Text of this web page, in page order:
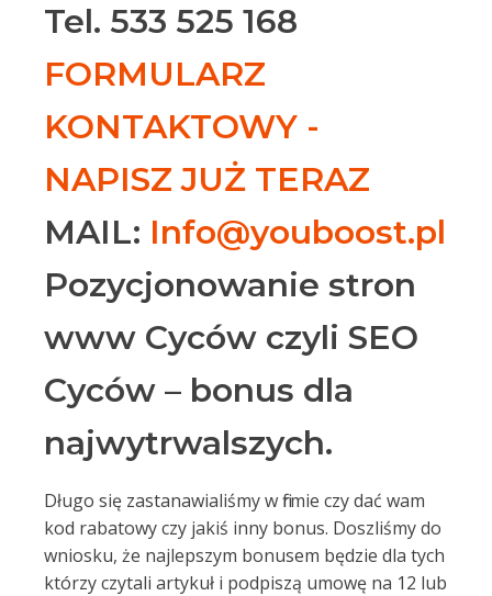
Tel. 533 525 168
FORMULARZ
KONTAKTOWY -
NAPISZ JUŻ TERAZ
MAIL: Info@youboost.pl
Pozycjonowanie stron
www Cyców czyli SEO
Cyców – bonus dla
najwytrwalszych.
Długo się zastanawialiśmy w firmie czy dać wam
kod rabatowy czy jakiś inny bonus. Doszliśmy do
wniosku, że najlepszym bonusem będzie dla tych
którzy czytali artykuł i podpiszą umowę na 12 lub